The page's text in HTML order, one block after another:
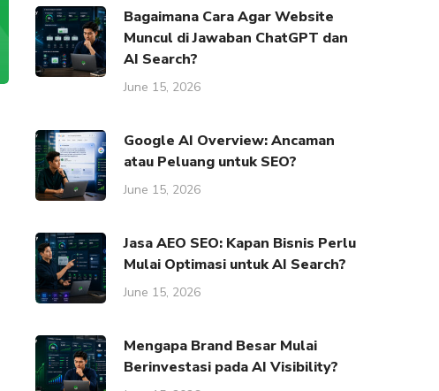
Bagaimana Cara Agar Website
Muncul di Jawaban ChatGPT dan
AI Search?
June 15, 2026
Google AI Overview: Ancaman
atau Peluang untuk SEO?
June 15, 2026
Jasa AEO SEO: Kapan Bisnis Perlu
Mulai Optimasi untuk AI Search?
June 15, 2026
Mengapa Brand Besar Mulai
Berinvestasi pada AI Visibility?